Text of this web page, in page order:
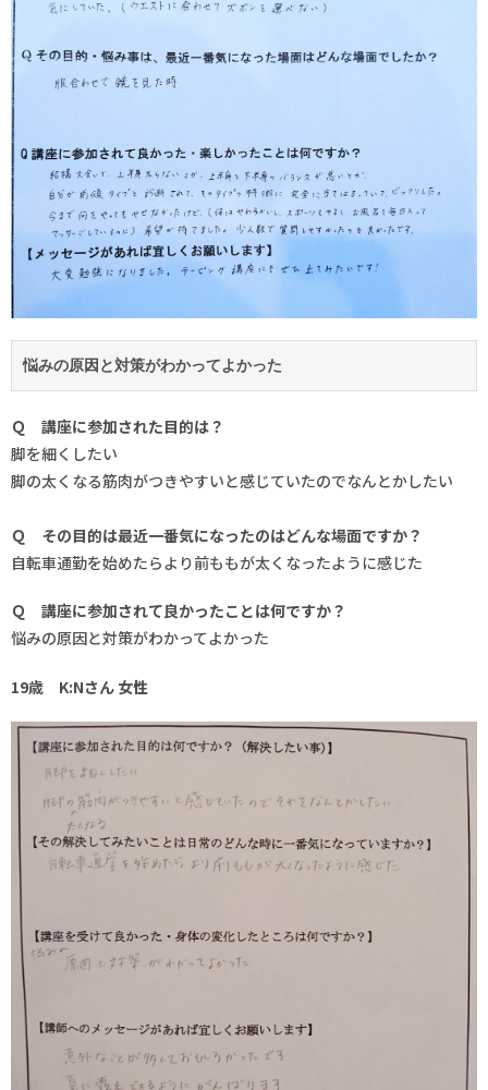
悩みの原因と対策がわかってよかった
Ｑ 講座に参加された目的は？
脚を細くしたい
脚の太くなる筋肉がつきやすいと感じていたのでなんとかしたい
Ｑ その目的は最近一番気になったのはどんな場面ですか？
自転車通勤を始めたらより前ももが太くなったように感じた
Ｑ 講座に参加されて良かったことは何ですか？
悩みの原因と対策がわかってよかった
19歳 K:Nさん 女性